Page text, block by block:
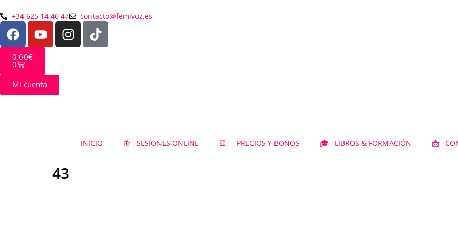
+34 625 14 46 47 contacto@femivoz.es
0.00€
0
Mi cuenta
INICIO 🦋 SESIONES ONLINE 🟨 PRECIOS Y BONOS 🎓 LIBROS & FORMACIÓN 📩
43